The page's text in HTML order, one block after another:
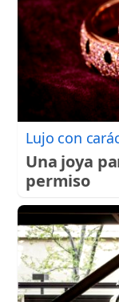
Lujo con
Una joya
permiso